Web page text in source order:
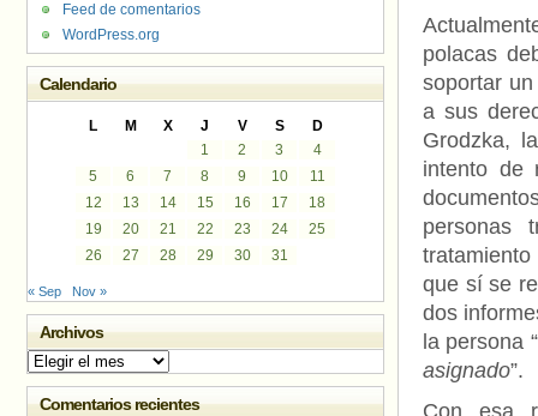
polacas
soportar
a sus
Grodzka,
intento de
personas
que sí se
dos
la persona “
asignado”.
Con esa
Feed de comentarios
WordPress.org
Calendario
L M X J V S
D
1
2 3
4
5
6 7 8 9 10
11
12
13 14 15 16 17
18
19
20 21 22 23 24
25
26
27 28 29 30 31
« Sep Nov »
Archivos
Archivos
Comentarios recientes